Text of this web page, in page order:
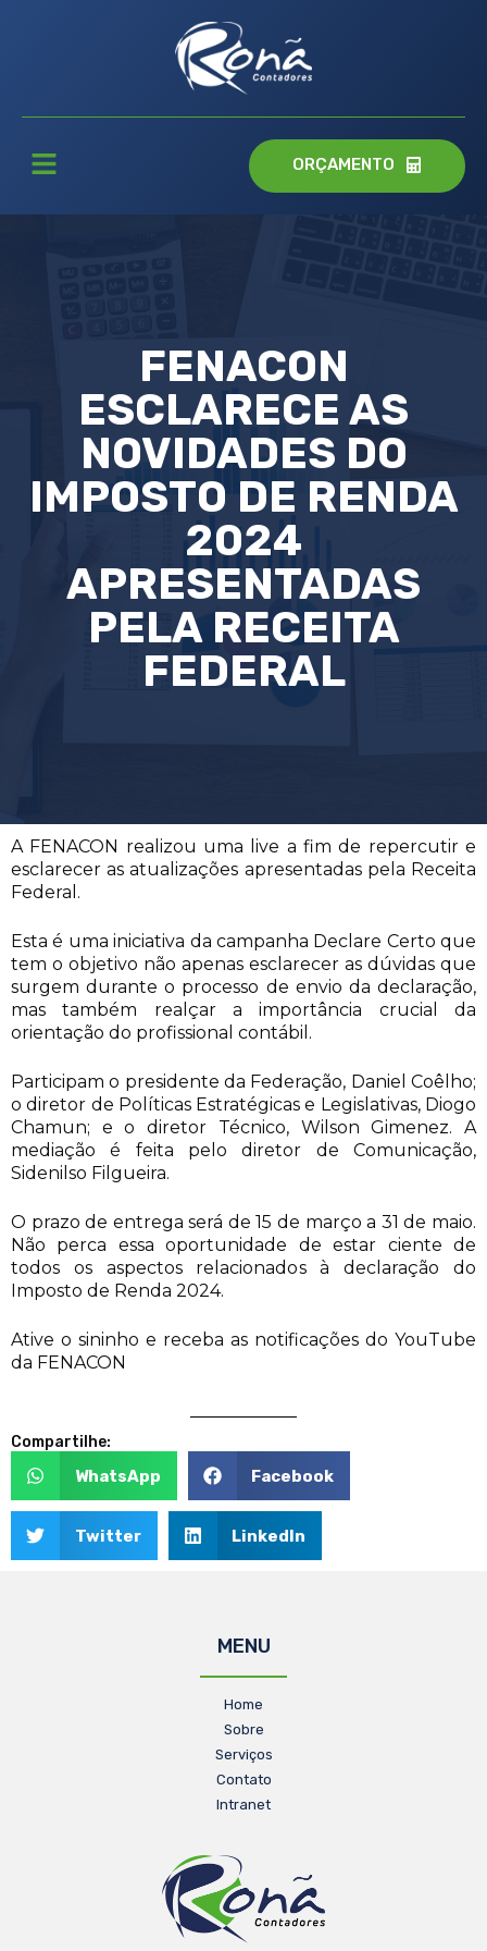
ORÇAMENTO
FENACON
ESCLARECE AS
NOVIDADES DO
IMPOSTO DE RENDA
2024
APRESENTADAS
PELA RECEITA
FEDERAL
A FENACON realizou uma live a fim de repercutir e
esclarecer as atualizações apresentadas pela Receita
Federal.
Esta é uma iniciativa da campanha Declare Certo que
tem o objetivo não apenas esclarecer as dúvidas que
surgem durante o processo de envio da declaração,
mas também realçar a importância crucial da
orientação do profissional contábil.
Participam o presidente da Federação, Daniel Coêlho;
o diretor de Políticas Estratégicas e Legislativas, Diogo
Chamun; e o diretor Técnico, Wilson Gimenez. A
mediação é feita pelo diretor de Comunicação,
Sidenilso Filgueira.
O prazo de entrega será de 15 de março a 31 de maio.
Não perca essa oportunidade de estar ciente de
todos os aspectos relacionados à declaração do
Imposto de Renda 2024.
Ative o sininho e receba as notificações do YouTube
da FENACON
Compartilhe:
WhatsApp Facebook
Twitter LinkedIn
MENU
Home
Sobre
Serviços
Contato
Intranet